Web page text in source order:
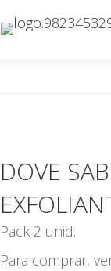
DOVE
Pack 2 unid.
Para comprar,